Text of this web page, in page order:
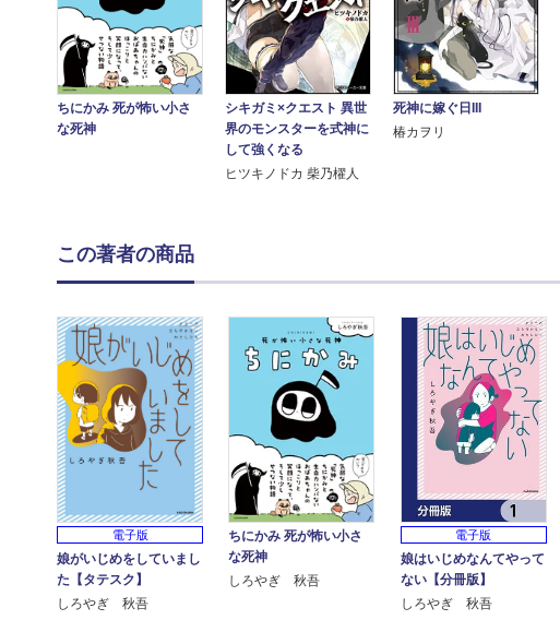
ちにかみ 死が怖い小さ
な死神
シキガミ×クエスト 異世
界のモンスターを式神に
して強くなる
ヒツキノドカ 柴乃櫂人
死神に嫁ぐ日III
椿カヲリ
この著者の商品
電子版
娘がいじめをしていまし
た【タテスク】
しろやぎ 秋吾
ちにかみ 死が怖い小さ
な死神
しろやぎ 秋吾
電子版
娘はいじめなんてやって
ない【分冊版】
しろやぎ 秋吾